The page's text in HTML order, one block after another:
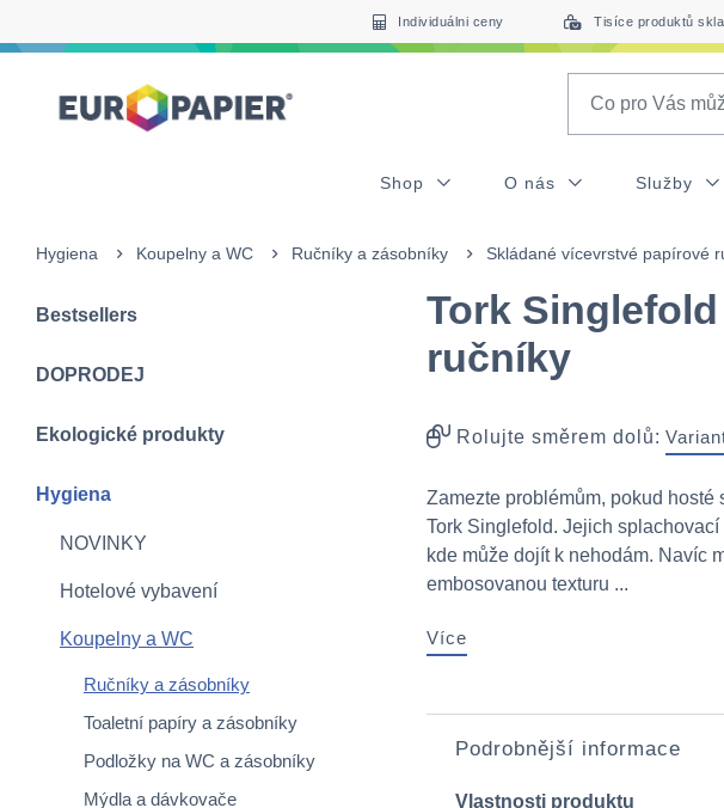
Individuálni ceny Tisíce produktů
Shop O nás Služby
Hygiena Koupelny a WC Ručníky a zásobníky Skládané vícevrstvé papírové
Bestsellers
DOPRODEJ
Ekologické produkty
Hygiena
NOVINKY
Hotelové vybavení
Koupelny a WC
Ručníky a zásobníky
Toaletní papíry a zásobníky
Podložky na WC a zásobníky
Mýdla a dávkovače
Tork
ručníky
Rolujte směrem dolů:
Zamezte problémům, pokud
Tork Singlefold. Jejich
kde může dojít k nehodám. Navíc
embosovanou texturu ...
Více
Podrobnější informace
Vlastnosti produktu